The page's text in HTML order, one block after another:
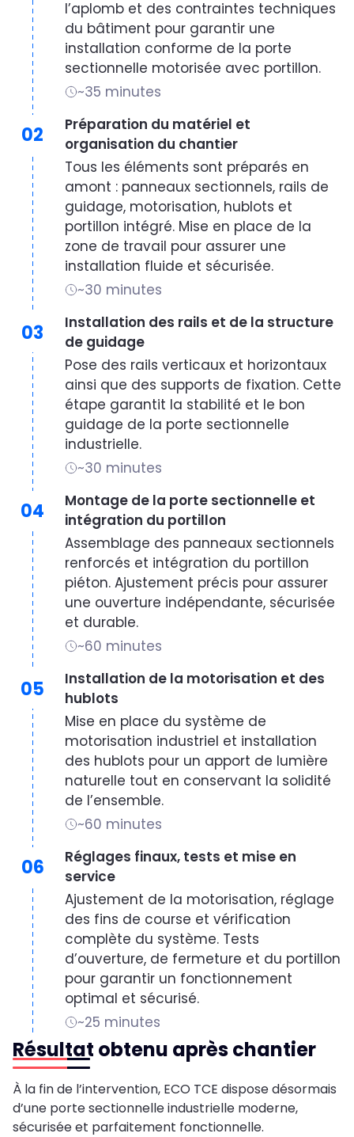
l’aplomb et des contraintes techniques
du bâtiment pour garantir une
installation conforme de la porte
sectionnelle motorisée avec portillon.
~35 minutes
02
Préparation du matériel et
organisation du chantier
Tous les éléments sont préparés en
amont : panneaux sectionnels, rails de
guidage, motorisation, hublots et
portillon intégré. Mise en place de la
zone de travail pour assurer une
installation fluide et sécurisée.
~30 minutes
03
Installation des rails et de la structure
de guidage
Pose des rails verticaux et horizontaux
ainsi que des supports de fixation. Cette
étape garantit la stabilité et le bon
guidage de la porte sectionnelle
industrielle.
~30 minutes
04
Montage de la porte sectionnelle et
intégration du portillon
Assemblage des panneaux sectionnels
renforcés et intégration du portillon
piéton. Ajustement précis pour assurer
une ouverture indépendante, sécurisée
et durable.
~60 minutes
05
Installation de la motorisation et des
hublots
Mise en place du système de
motorisation industriel et installation
des hublots pour un apport de lumière
naturelle tout en conservant la solidité
de l’ensemble.
~60 minutes
06
Réglages finaux, tests et mise en
service
Ajustement de la motorisation, réglage
des fins de course et vérification
complète du système. Tests
d’ouverture, de fermeture et du portillon
pour garantir un fonctionnement
optimal et sécurisé.
~25 minutes
Résultat obtenu après chantier
À la fin de l’intervention, ECO TCE dispose désormais
d’une porte sectionnelle industrielle moderne,
sécurisée et parfaitement fonctionnelle.